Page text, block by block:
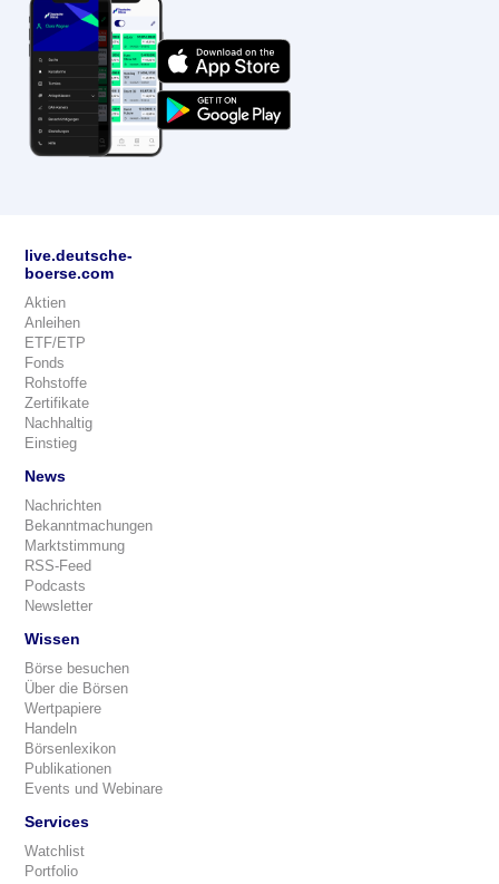
live.deutsche-
boerse.com
Aktien
Anleihen
ETF/ETP
Fonds
Rohstoffe
Zertifikate
Nachhaltig
Einstieg
News
Nachrichten
Bekanntmachungen
Marktstimmung
RSS-Feed
Podcasts
Newsletter
Wissen
Börse besuchen
Über die Börsen
Wertpapiere
Handeln
Börsenlexikon
Publikationen
Events und Webinare
Services
Watchlist
Portfolio